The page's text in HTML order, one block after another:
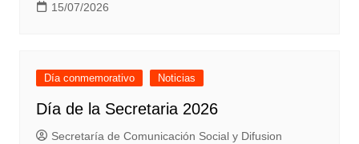
15/07/2026
Día conmemorativo Noticias
Día de la Secretaria 2026
Secretaría de Comunicación Social y Difusion